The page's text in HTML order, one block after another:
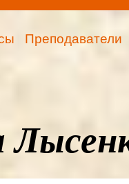
Преподаватели